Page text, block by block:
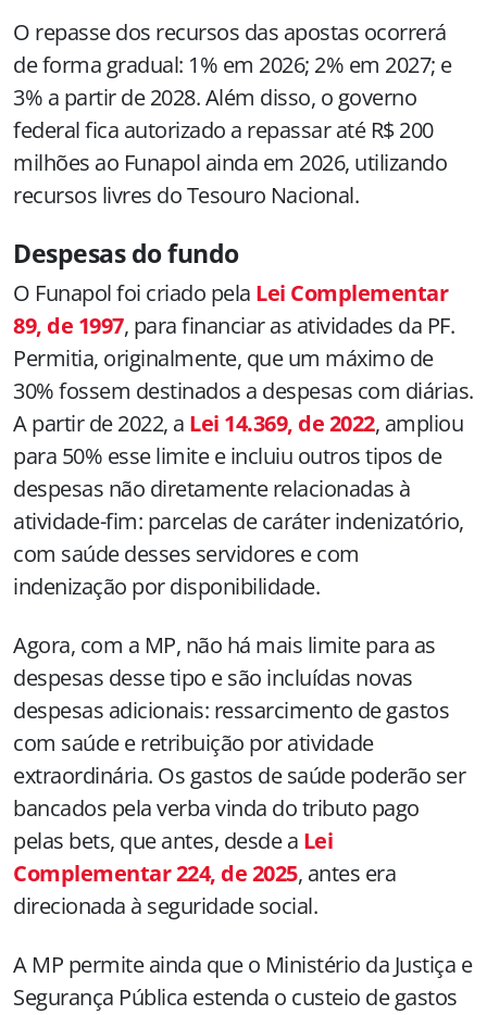
O repasse dos recursos das apostas ocorrerá
de forma gradual: 1% em 2026; 2% em 2027; e
3% a partir de 2028. Além disso, o governo
federal fica autorizado a repassar até R$ 200
milhões ao Funapol ainda em 2026, utilizando
recursos livres do Tesouro Nacional.
Despesas do fundo
O Funapol foi criado pela Lei Complementar
89, de 1997, para financiar as atividades da PF.
Permitia, originalmente, que um máximo de
30% fossem destinados a despesas com diárias.
A partir de 2022, a Lei 14.369, de 2022, ampliou
para 50% esse limite e incluiu outros tipos de
despesas não diretamente relacionadas à
atividade-fim: parcelas de caráter indenizatório,
com saúde desses servidores e com
indenização por disponibilidade.
Agora, com a MP, não há mais limite para as
despesas desse tipo e são incluídas novas
despesas adicionais: ressarcimento de gastos
com saúde e retribuição por atividade
extraordinária. Os gastos de saúde poderão ser
bancados pela verba vinda do tributo pago
pelas bets, que antes, desde a Lei
Complementar 224, de 2025, antes era
direcionada à seguridade social.
A MP permite ainda que o Ministério da Justiça e
Segurança Pública estenda o custeio de gastos